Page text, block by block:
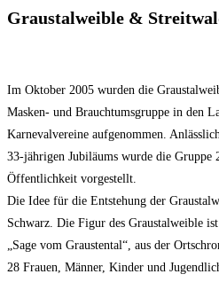
Graustalweible &
Im Oktober 2005 wurden die
Masken- und Brauchtumsgruppe in den
Karnevalvereine aufgenommen.
33-jährigen Jubiläums wurde die Gruppe
Öffentlichkeit vorgestellt.
Die Idee für die Entstehung der
Schwarz. Die Figur des Graustalweible
„Sage vom Graustental“, aus der
28 Frauen, Männer, Kinder und